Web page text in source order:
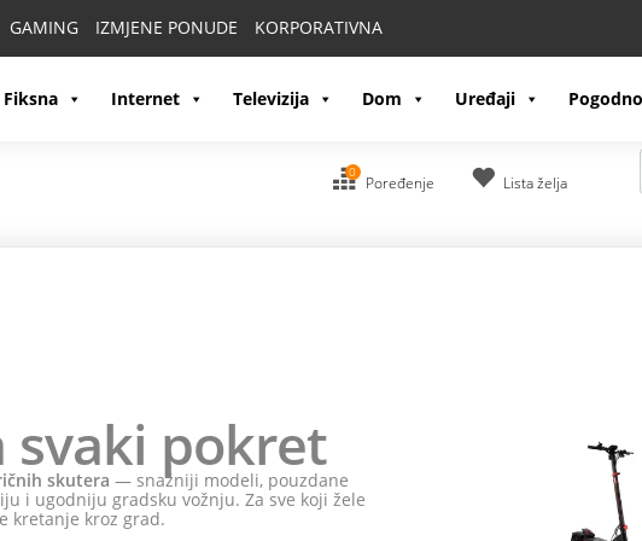
GAMING IZMJENE PONUDE KORPORATIVNA
Fiksna Internet Televizija Dom Uređaji
0
Poređenje Lista želja
svaki pokret
skutera — snažniji modeli, pouzdane
i ugodniju gradsku vožnju. Za sve koji žele
kretanje kroz grad.